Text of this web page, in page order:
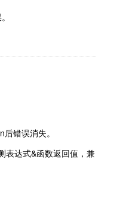
错误消失。
表达式&函数返回值，兼